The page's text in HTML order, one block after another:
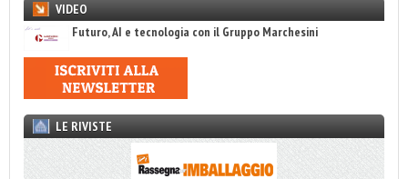
VIDEO
Futuro, AI e tecnologia con il Gruppo Marchesini
LE RIVISTE